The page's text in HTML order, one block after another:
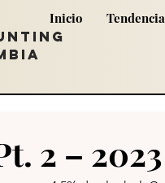
Inicio
2 – 2023